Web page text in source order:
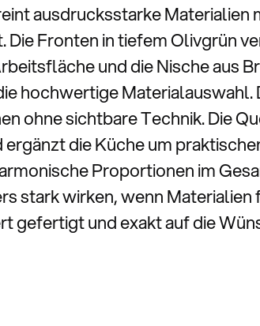
ausdrucksstarke
Die Fronten in tiefem Olivgrün
und die Nische aus
hochwertige
ohne sichtbare Technik. Die
die Küche um
Proportionen im
stark wirken, wenn
gefertigt und exakt auf die